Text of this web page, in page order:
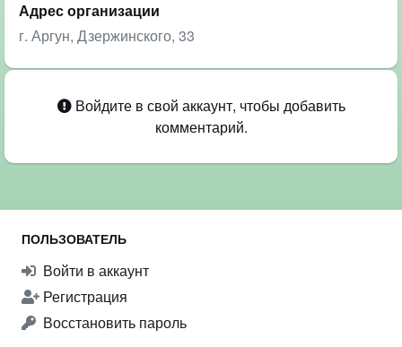
Адрес организации
г. Аргун, Дзержинского, 33
Войдите в свой аккаунт, чтобы добавить
комментарий.
ПОЛЬЗОВАТЕЛЬ
Войти в аккаунт
Регистрация
Восстановить пароль